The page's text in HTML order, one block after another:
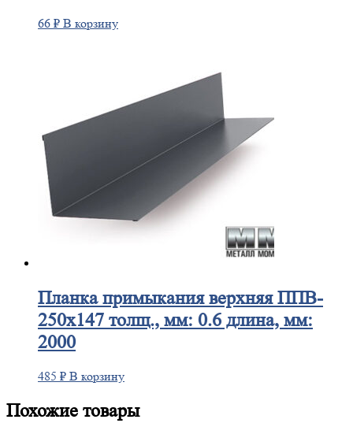
66 ₽ В корзину
Планкапримыкания верхняя ППВ-
250х147 толщ., мм: 0.6 длина, мм:
2000
485 ₽ В корзину
Похожие товары